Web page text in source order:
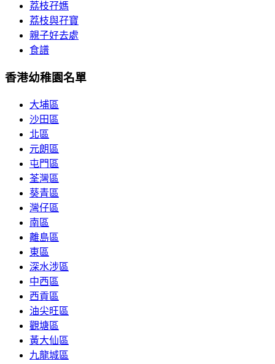
荔枝孖媽
荔枝與孖寶
親子好去處
食譜
香港幼稚園名單
大埔區
沙田區
北區
元朗區
屯門區
荃灣區
葵青區
灣仔區
南區
離島區
東區
深水涉區
中西區
西貢區
油尖旺區
觀塘區
黃大仙區
九龍城區